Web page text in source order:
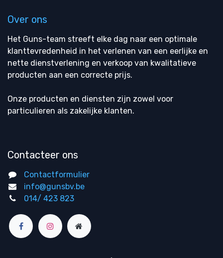
Over ons
Het Guns-team streeft elke dag naar een optimale
klanttevredenheid in het verlenen van een eerlijke en
nette dienstverlening en verkoop van kwalitatieve
producten aan een correcte prijs.
Onze producten en diensten zijn zowel voor
particulieren als zakelijke klanten.
Contacteer ons
Contactformulier
info@gunsbv.be
014/ 423 823